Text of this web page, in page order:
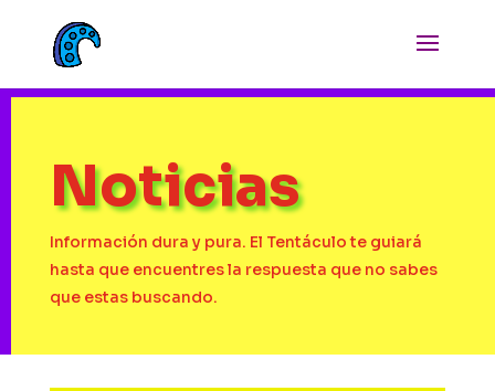
Noticias
Información dura y pura. El Tentáculo te guiará
hasta que encuentres la respuesta que no sabes
que estas buscando.